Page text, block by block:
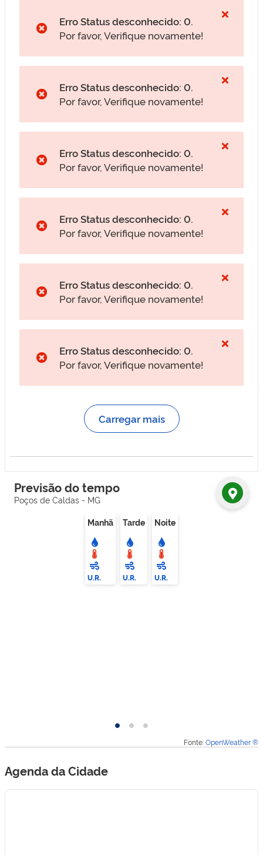
Erro Status desconhecido: 0.
Por favor, Verifique novamente!
Erro Status desconhecido: 0.
Por favor, Verifique novamente!
Erro Status desconhecido: 0.
Por favor, Verifique novamente!
Erro Status desconhecido: 0.
Por favor, Verifique novamente!
Erro Status desconhecido: 0.
Por favor, Verifique novamente!
Erro Status desconhecido: 0.
Por favor, Verifique novamente!
Carregar mais
Previsão do tempo
Poços de Caldas - MG
Manhã
U.R.
Tarde
U.R.
Noite
U.R.
HojeAmanhã
Depois
de
Fonte:OpenWeather ®
Agenda da Cidade